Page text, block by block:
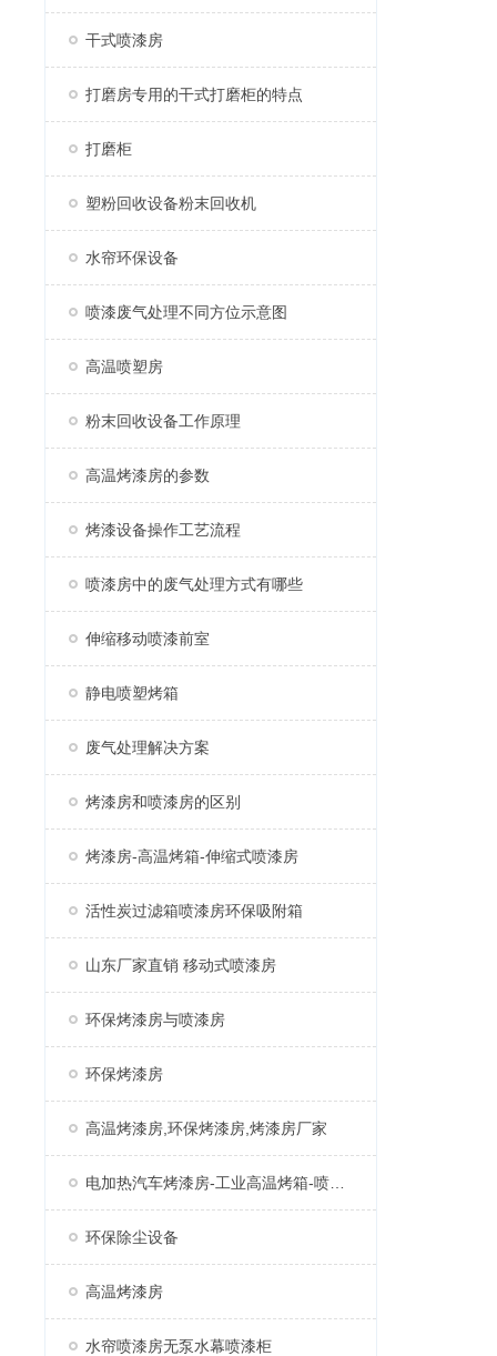
干式喷漆房
打磨房专用的干式打磨柜的特点
打磨柜
塑粉回收设备粉末回收机
水帘环保设备
喷漆废气处理不同方位示意图
高温喷塑房
粉末回收设备工作原理
高温烤漆房的参数
烤漆设备操作工艺流程
喷漆房中的废气处理方式有哪些
伸缩移动喷漆前室
静电喷塑烤箱
废气处理解决方案
烤漆房和喷漆房的区别
烤漆房-高温烤箱-伸缩式喷漆房
活性炭过滤箱喷漆房环保吸附箱
山东厂家直销 移动式喷漆房
环保烤漆房与喷漆房
环保烤漆房
高温烤漆房,环保烤漆房,烤漆房厂家
环保除尘设备
高温烤漆房
水帘喷漆房无泵水幕喷漆柜